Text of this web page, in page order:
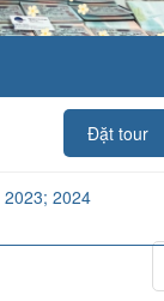
Đặt tour
2023; 2024